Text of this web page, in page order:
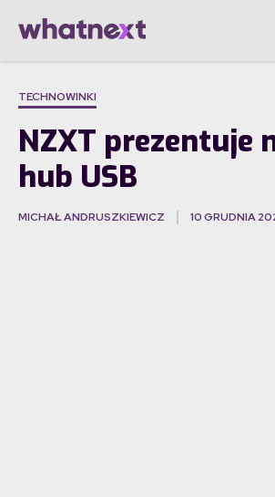
TECHNOWINKI
NZXT prezentuje
hub USB
MICHAŁ ANDRUSZKIEWICZ 10 GRUDNIA